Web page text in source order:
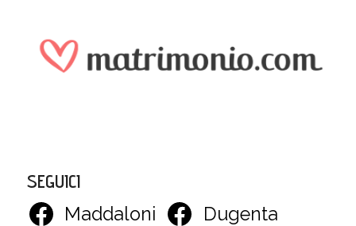
SEGUICI
Maddaloni
Dugenta